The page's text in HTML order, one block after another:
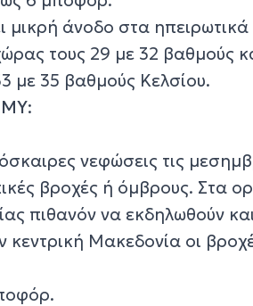
άνοδο στα ηπειρωτικά
τους 29 με 32 βαθμούς
με 35 βαθμούς Κελσίου.
:
νεφώσεις τις
βροχές ή όμβρους. Στα
πιθανόν να εκδηλωθούν
κεντρική Μακεδονία οι